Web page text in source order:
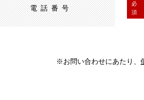
電話番号
必
須
※お問い合わせにあたり、